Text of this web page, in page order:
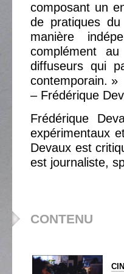
composant un
de pratiques
manière
complément
diffuseurs qui
contemporain. »
– Frédérique
Frédérique
expérimentaux
Devaux est
est journaliste,
CONTENU